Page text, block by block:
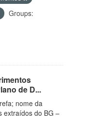
Groups:
de D...
nome da
extraídos do BG –